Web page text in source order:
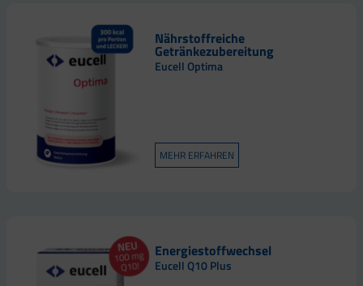
Nährstoffreiche
Getränkezubereitung
Eucell Optima
MEHR ERFAHREN
Energiestoffwechsel
Eucell Q10 Plus